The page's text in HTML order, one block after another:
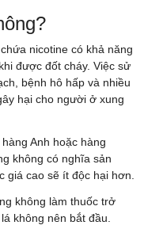
nicotine có khả năng
được đốt cháy. Việc sử
bệnh hô hấp và nhiều
hại cho người ở xung
Anh hoặc hàng
không có nghĩa sản
giá cao sẽ ít độc hại hơn.
không làm thuốc trở
không nên bắt đầu.